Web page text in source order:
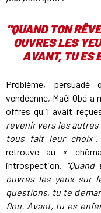
"QUAND TON
OUVRES LES
AVANT, TU ES
Problème,
vendéenne, Maël Obé
offres qu'il avait
revenir vers les
tous fait leur choix".
retrouve au «
introspection.
ouvres les yeux sur
questions, tu te
flou. Avant, tu es